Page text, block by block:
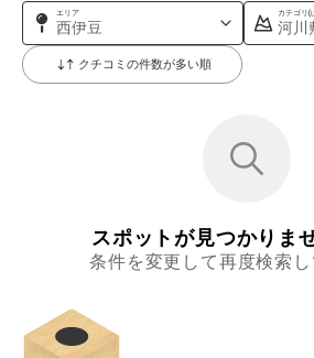
エリア
西伊豆
カテゴリ(
河川
クチコミの件数が多い順
スポットが見つかりま
条件を変更して再度検索